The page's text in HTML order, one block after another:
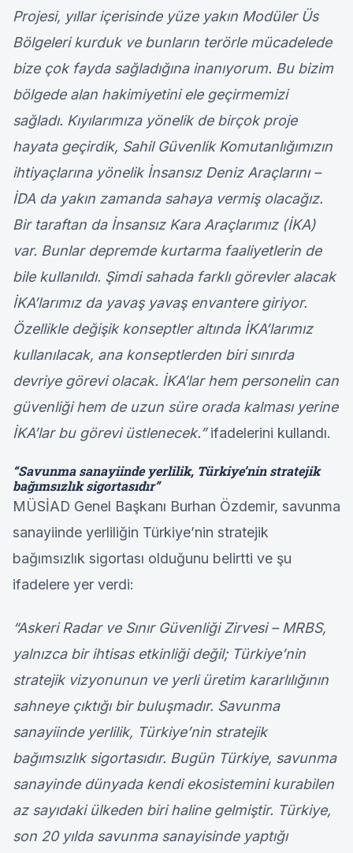
Projesi, yıllar içerisinde yüze yakın Modüler Üs
Bölgeleri kurduk ve bunların terörle mücadelede
bize çok fayda sağladığına inanıyorum. Bu bizim
bölgede alan hakimiyetini ele geçirmemizi
sağladı. Kıyılarımıza yönelik de birçok proje
hayata geçirdik, Sahil Güvenlik Komutanlığımızın
ihtiyaçlarına yönelik İnsansız Deniz Araçlarını –
İDA da yakın zamanda sahaya vermiş olacağız.
Bir taraftan da İnsansız Kara Araçlarımız (İKA)
var. Bunlar depremde kurtarma faaliyetlerin de
bile kullanıldı. Şimdi sahada farklı görevler alacak
İKA’larımız da yavaş yavaş envantere giriyor.
Özellikle değişik konseptler altında İKA’larımız
kullanılacak, ana konseptlerden biri sınırda
devriye görevi olacak. İKA’lar hem personelin can
güvenliği hem de uzun süre orada kalması yerine
İKA’lar bu görevi üstlenecek.”ifadelerini kullandı.
“Savunma sanayiinde yerlilik, Türkiye’nin stratejik
bağımsızlık sigortasıdır”
MÜSİAD Genel Başkanı Burhan Özdemir, savunma
sanayiinde yerliliğin Türkiye’nin stratejik
bağımsızlık sigortası olduğunu belirtti ve şu
ifadelere yer verdi:
“Askeri Radar ve Sınır Güvenliği Zirvesi – MRBS,
yalnızca bir ihtisas etkinliği değil; Türkiye’nin
stratejik vizyonunun ve yerli üretim kararlılığının
sahneye çıktığı bir buluşmadır. Savunma
sanayiinde yerlilik, Türkiye’nin stratejik
bağımsızlık sigortasıdır. Bugün Türkiye, savunma
sanayinde dünyada kendi ekosistemini kurabilen
az sayıdaki ülkeden biri haline gelmiştir. Türkiye,
son 20 yılda savunma sanayisinde yaptığı